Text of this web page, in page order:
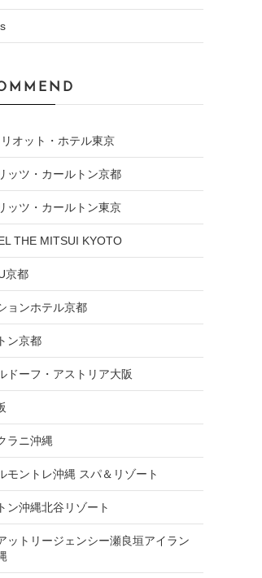
オット・ホテル東京
ッツ・カールトン京都
ッツ・カールトン東京
THE MITSUI KYOTO
京都
ョンホテル京都
ン京都
ドーフ・アストリア大阪
ラニ沖縄
モントレ沖縄 スパ＆リゾート
ン沖縄北谷リゾート
ットリージェンシー瀬良垣アイラン